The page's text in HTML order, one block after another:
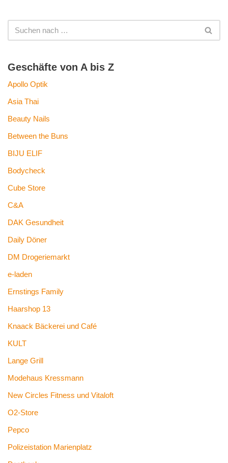
Geschäfte von A bis Z
Apollo Optik
Asia Thai
Beauty Nails
Between the Buns
BIJU ELIF
Bodycheck
Cube Store
C&A
DAK Gesundheit
Daily Döner
DM Drogeriemarkt
e-laden
Ernstings Family
Haarshop 13
Knaack Bäckerei und Café
KULT
Lange Grill
Modehaus Kressmann
New Circles Fitness und Vitaloft
O2-Store
Pepco
Polizeistation Marienplatz